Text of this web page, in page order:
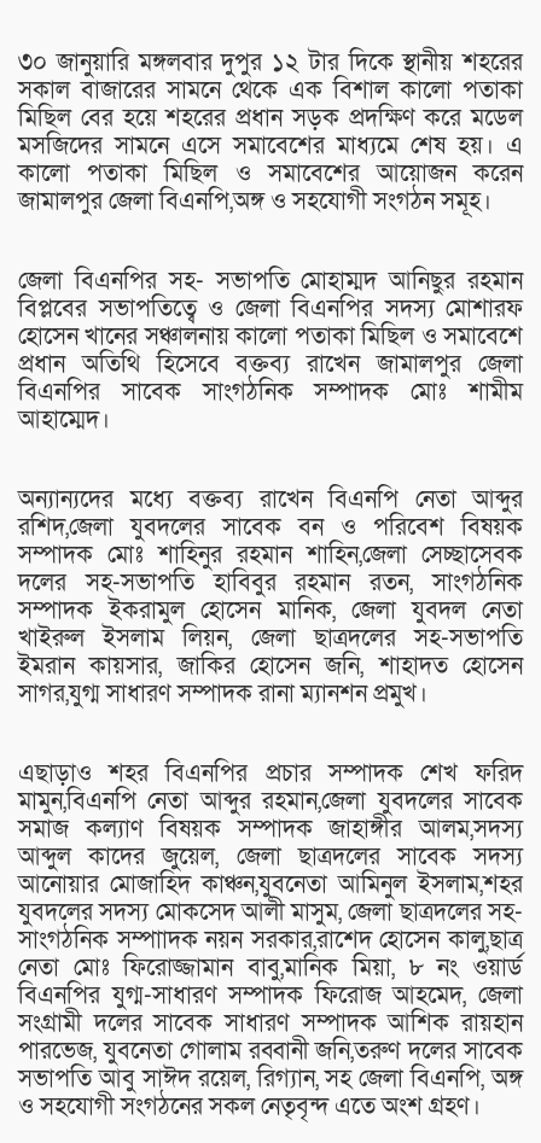
৩০ জানুয়ারি মঙ্গলবার দুপুর ১২ টার দিকে স্থানীয় শহরের
সকাল বাজারের সামনে থেকে এক বিশাল কালো পতাকা
মিছিল বের হয়ে শহরের প্রধান সড়ক প্রদক্ষিণ করে মডেল
মসজিদের সামনে এসে সমাবেশের মাধ্যমে শেষ হয়। এ
কালো পতাকা মিছিল ও সমাবেশের আয়োজন করেন
জামালপুর জেলা বিএনপি,অঙ্গ ও সহযোগী সংগঠন সমূহ।
জেলা বিএনপির সহ- সভাপতি মোহাম্মদ আনিছুর রহমান
বিপ্লবের সভাপতিত্বে ও জেলা বিএনপির সদস্য মোশারফ
হোসেন খানের সঞ্চালনায় কালো পতাকা মিছিল ও সমাবেশে
প্রধান অতিথি হিসেবে বক্তব্য রাখেন জামালপুর জেলা
বিএনপির সাবেক সাংগঠনিক সম্পাদক মোঃ শামীম
আহাম্মেদ।
অন্যান্যদের মধ্যে বক্তব্য রাখেন বিএনপি নেতা আব্দুর
রশিদ,জেলা যুবদলের সাবেক বন ও পরিবেশ বিষয়ক
সম্পাদক মোঃ শাহিনুর রহমান শাহিন,জেলা সেচ্ছাসেবক
দলের সহ-সভাপতি হাবিবুর রহমান রতন, সাংগঠনিক
সম্পাদক ইকরামুল হোসেন মানিক, জেলা যুবদল নেতা
খাইরুল ইসলাম লিয়ন, জেলা ছাত্রদলের সহ-সভাপতি
ইমরান কায়সার, জাকির হোসেন জনি, শাহাদত হোসেন
সাগর,যুগ্ম সাধারণ সম্পাদক রানা ম্যানশন প্রমুখ।
এছাড়াও শহর বিএনপির প্রচার সম্পাদক শেখ ফরিদ
মামুন,বিএনপি নেতা আব্দুর রহমান,জেলা যুবদলের সাবেক
সমাজ কল্যাণ বিষয়ক সম্পাদক জাহাঙ্গীর আলম,সদস্য
আব্দুল কাদের জুয়েল, জেলা ছাত্রদলের সাবেক সদস্য
আনোয়ার মোজাহিদ কাঞ্চন,যুবনেতা আমিনুল ইসলাম,শহর
যুবদলের সদস্য মোকসেদ আলী মাসুম, জেলা ছাত্রদলের সহ-
সাংগঠনিক সম্পাাদক নয়ন সরকার,রাশেদ হোসেন কালু,ছাত্র
নেতা মোঃ ফিরোজ্জামান বাবু,মানিক মিয়া, ৮ নং ওয়ার্ড
বিএনপির যুগ্ম-সাধারণ সম্পাদক ফিরোজ আহমেদ, জেলা
সংগ্রামী দলের সাবেক সাধারণ সম্পাদক আশিক রায়হান
পারভেজ, যুবনেতা গোলাম রব্বানী জনি,তরুণ দলের সাবেক
সভাপতি আবু সাঈদ রয়েল, রিগ্যান, সহ জেলা বিএনপি, অঙ্গ
ও সহযোগী সংগঠনের সকল নেতৃবৃন্দ এতে অংশ গ্রহণ।